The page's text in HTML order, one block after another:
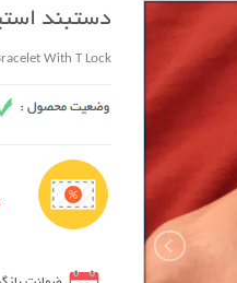
دستبند
With T Lock